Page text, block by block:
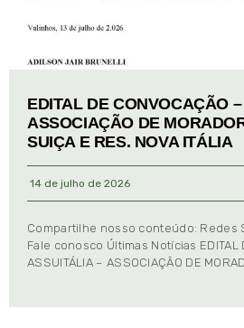
EDITAL DE CONVOCAÇÃO
ASSOCIAÇÃO DE
SUIÇA E RES. NOVA ITÁLIA
14 de julho de 2026
Compartilhe nosso conteúdo: Redes
Fale conosco Últimas Notícias EDITAL
ASSUITÁLIA – ASSOCIAÇÃO DE